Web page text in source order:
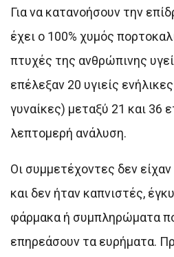
Για να κατανοήσουν την
έχει ο 100% χυμός
πτυχές της ανθρώπινης
επέλεξαν 20 υγιείς
γυναίκες) μεταξύ 21 και 36
λεπτομερή ανάλυση.
Οι συμμετέχοντες δεν
και δεν ήταν καπνιστές,
φάρμακα ή συμπληρώματα
επηρεάσουν τα ευρήματα.